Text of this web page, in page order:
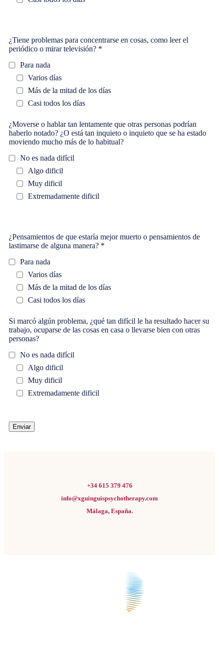
¿Tiene problemas para concentrarse en cosas, como leer el
periódico o mirar televisión? *
Para nada
Varios días
Más de la mitad de los días
Casi todos los días
¿Moverse o hablar tan lentamente que otras personas podrían
haberlo notado? ¿O está tan inquieto o inquieto que se ha estado
moviendo mucho más de lo habitual?
No es nada difícil
Algo dificil
Muy dificil
Extremadamente dificil
¿Pensamientos de que estaría mejor muerto o pensamientos de
lastimarse de alguna manera? *
Para nada
Varios días
Más de la mitad de los días
Casi todos los días
Si marcó algún problema, ¿qué tan difícil le ha resultado hacer su
trabajo, ocuparse de las cosas en casa o llevarse bien con otras
personas?
No es nada difícil
Algo dificil
Muy dificil
Extremadamente dificil
Enviar
+34 615 379 476
info@xguinguispsychotherapy.com
Málaga, España.